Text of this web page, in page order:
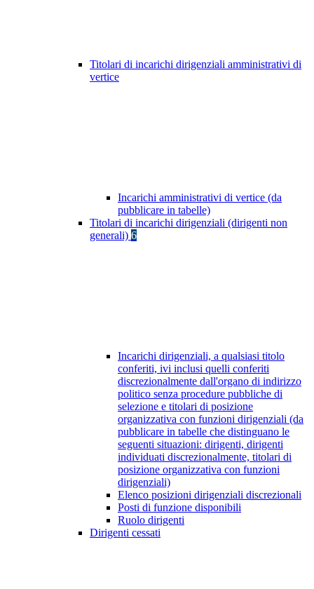
Titolari di incarichi dirigenziali amministrativi di
vertice
Incarichi amministrativi di vertice (da
pubblicare in tabelle)
Titolari di incarichi dirigenziali (dirigenti non
generali) 6
Incarichi dirigenziali, a qualsiasi titolo
conferiti, ivi inclusi quelli conferiti
discrezionalmente dall'organo di indirizzo
politico senza procedure pubbliche di
selezione e titolari di posizione
organizzativa con funzioni dirigenziali (da
pubblicare in tabelle che distinguano le
seguenti situazioni: dirigenti, dirigenti
individuati discrezionalmente, titolari di
posizione organizzativa con funzioni
dirigenziali)
Elenco posizioni dirigenziali discrezionali
Posti di funzione disponibili
Ruolo dirigenti
Dirigenti cessati